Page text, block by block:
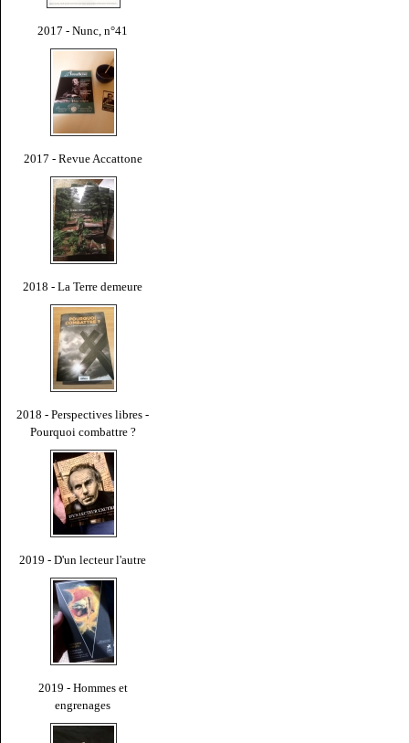
2017 - Nunc, n°41
2017 - Revue Accattone
2018 - La Terre demeure
2018 - Perspectives libres -
Pourquoi combattre ?
2019 - D'un lecteur l'autre
2019 - Hommes et
engrenages